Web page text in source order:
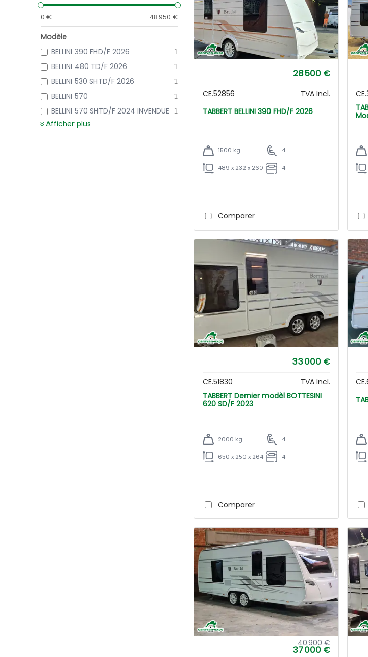
0 € 48 950 €
Modèle
BELLINI 390 FHD/F 2026
1
BELLINI 480 TD/F 2026 1
BELLINI 530 SHTD/F 2026 1
BELLINI 570 1
BELLINI 570 SHTD/F 2024 INVENDUE 1
Afficher plus
28 500 €
CE.52856
TVA Incl.
TABBERT BELLINI 390 FHD/F 2026
1500 kg 4
489 x 232 x 260 4
Comparer
TABBERT
33 000 €
CE.51830
TVA Incl.
TABBERT Dernier modèl BOTTESINI
620 SD/F 2023
2000 kg 4
650 x 250 x 264 4
Comparer
40 900 €
37 000 €